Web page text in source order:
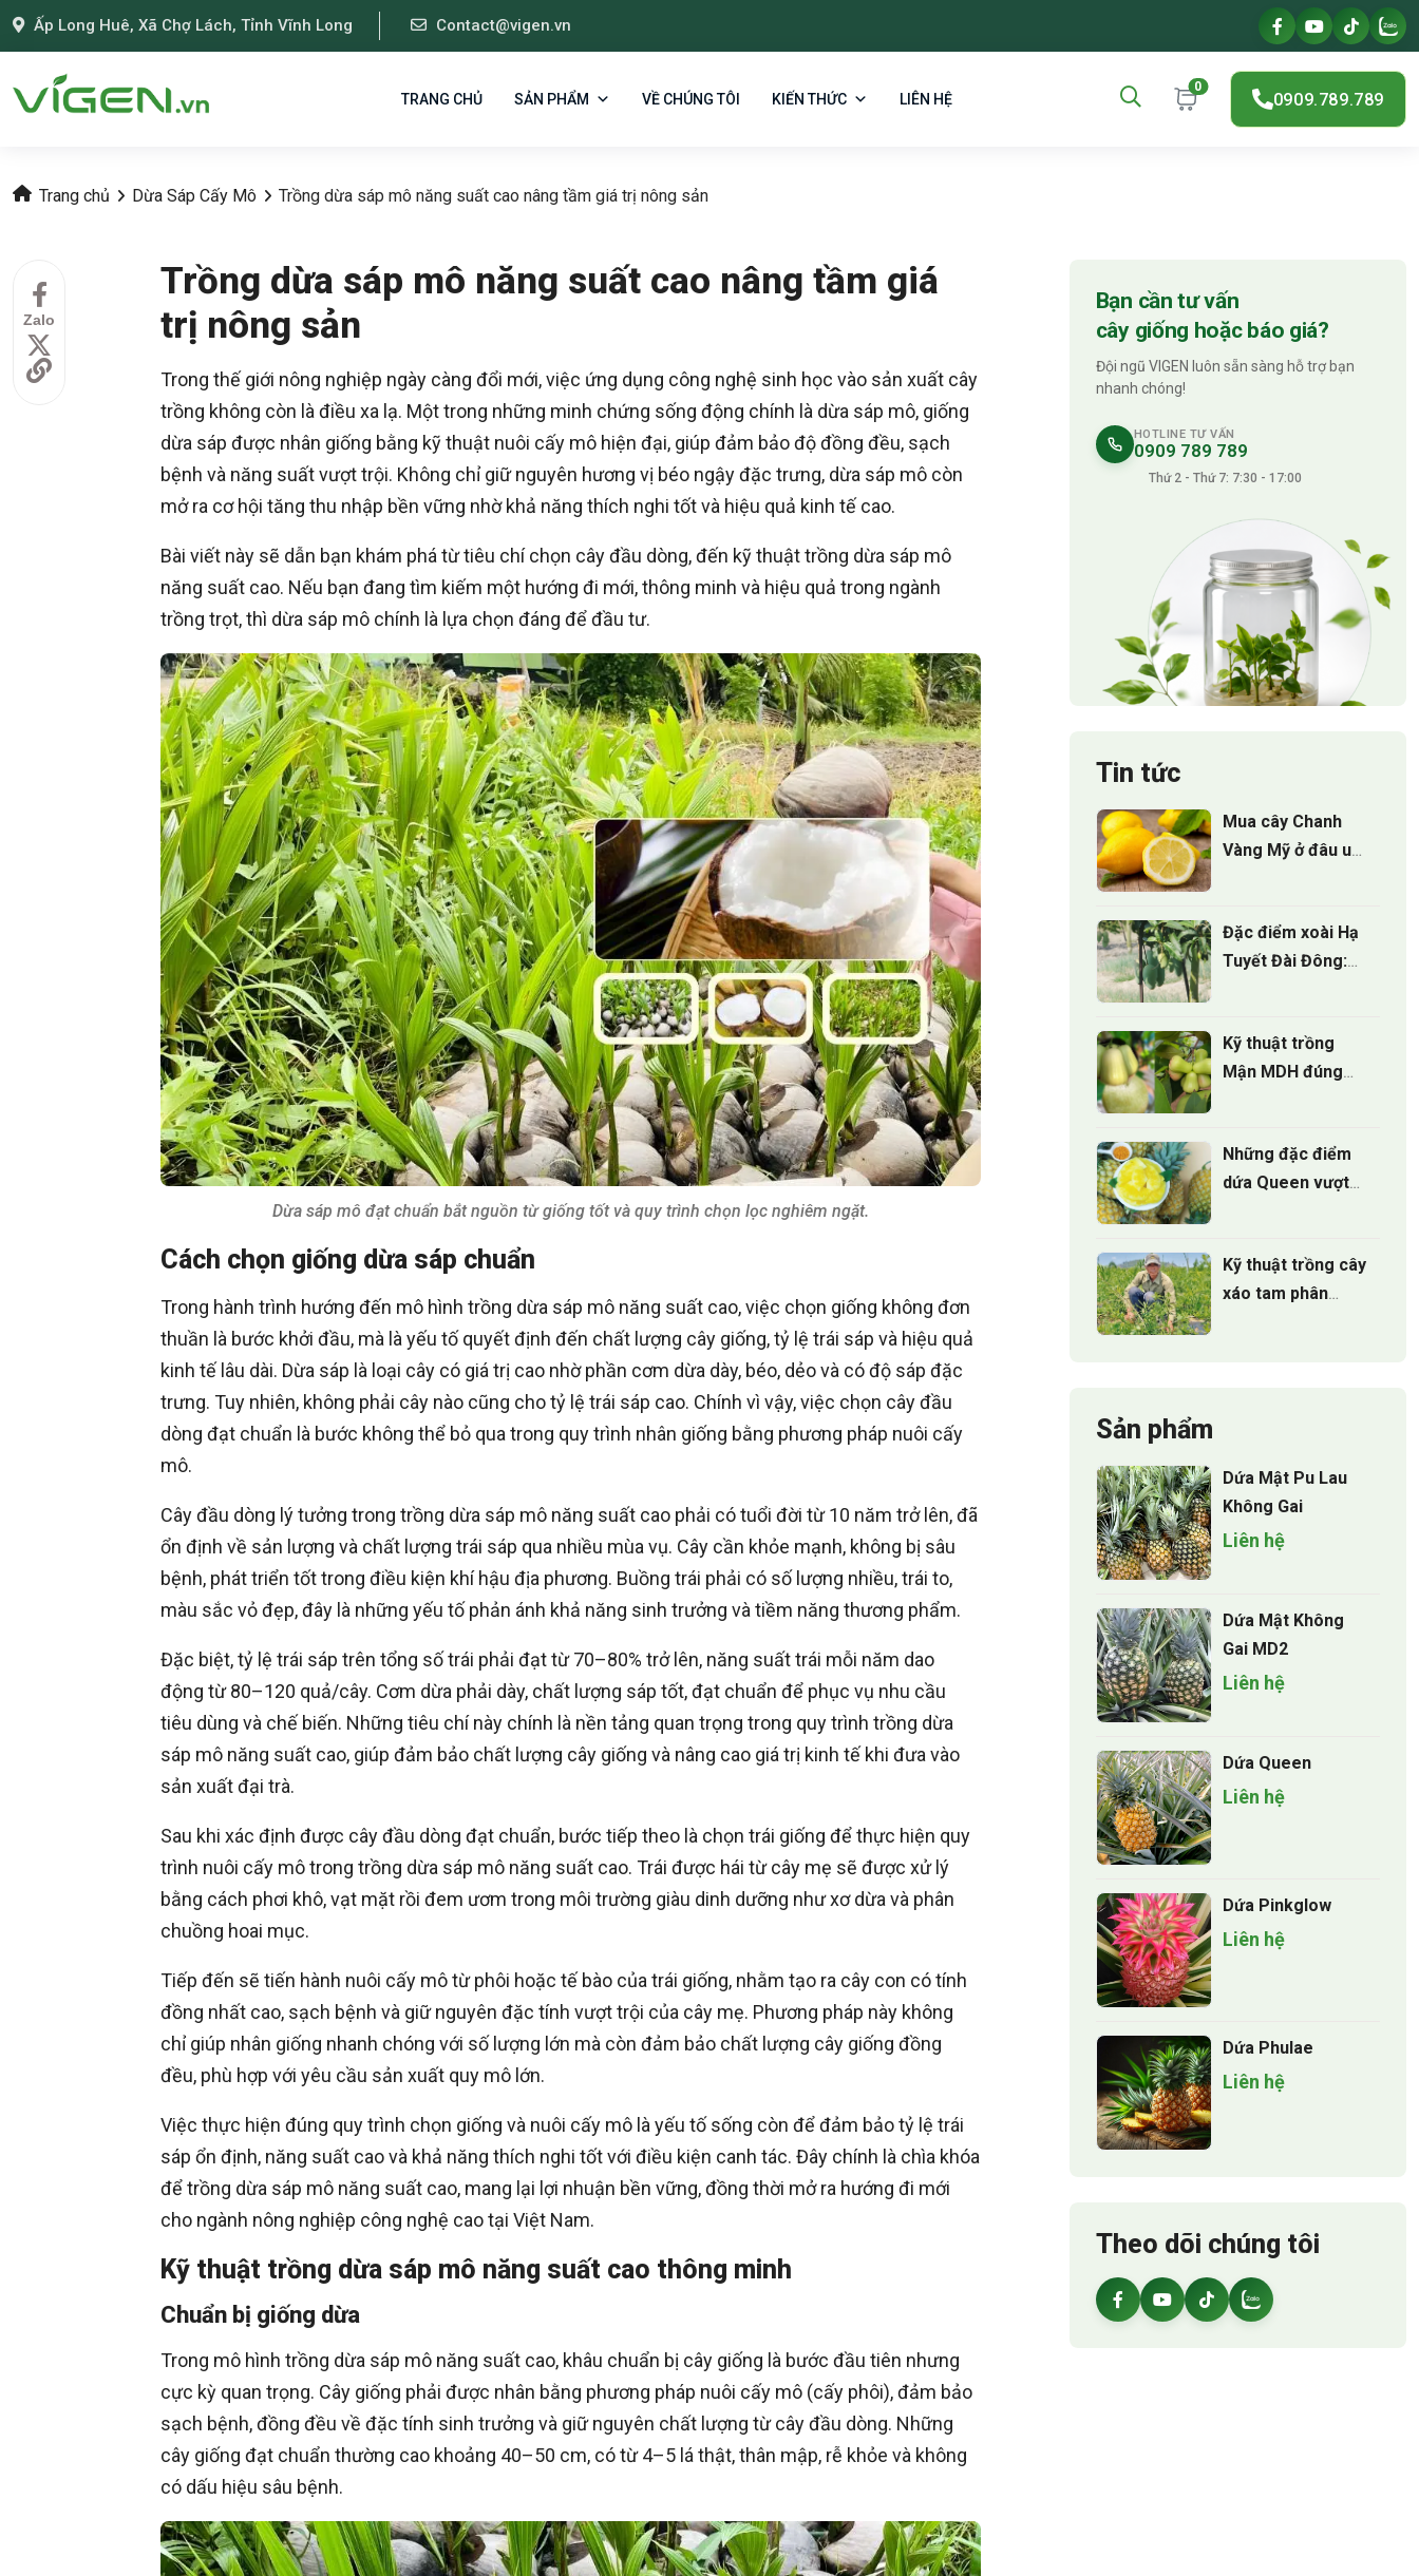
Ấp Long Huê, Xã Chợ Lách, Tỉnh Vĩnh Long Contact@vigen.vn
TRANG CHỦ SẢN PHẨM VỀ CHÚNG TÔI KIẾN THỨC LIÊN HỆ
0
0909.789.789
Trang chủ Dừa Sáp Cấy Mô Trồng dừa sáp mô năng suất cao nâng tầm giá trị nông sản
Zalo
Trồng dừa sáp mô năng suất cao nâng tầm giá
trị nông sản
Trong thế giới nông nghiệp ngày càng đổi mới, việc ứng dụng công nghệ sinh học vào sản xuất cây
trồng không còn là điều xa lạ. Một trong những minh chứng sống động chính là dừa sáp mô, giống
dừa sáp được nhân giống bằng kỹ thuật nuôi cấy mô hiện đại, giúp đảm bảo độ đồng đều, sạch
bệnh và năng suất vượt trội. Không chỉ giữ nguyên hương vị béo ngậy đặc trưng, dừa sáp mô còn
mở ra cơ hội tăng thu nhập bền vững nhờ khả năng thích nghi tốt và hiệu quả kinh tế cao.
Bài viết này sẽ dẫn bạn khám phá từ tiêu chí chọn cây đầu dòng, đến kỹ thuật trồng dừa sáp mô
năng suất cao. Nếu bạn đang tìm kiếm một hướng đi mới, thông minh và hiệu quả trong ngành
trồng trọt, thì dừa sáp mô chính là lựa chọn đáng để đầu tư.
Dừa sáp mô đạt chuẩn bắt nguồn từ giống tốt và quy trình chọn lọc nghiêm ngặt.
Cách chọn giống dừa sáp chuẩn
Trong hành trình hướng đến mô hình trồng dừa sáp mô năng suất cao, việc chọn giống không đơn
thuần là bước khởi đầu, mà là yếu tố quyết định đến chất lượng cây giống, tỷ lệ trái sáp và hiệu quả
kinh tế lâu dài. Dừa sáp là loại cây có giá trị cao nhờ phần cơm dừa dày, béo, dẻo và có độ sáp đặc
trưng. Tuy nhiên, không phải cây nào cũng cho tỷ lệ trái sáp cao. Chính vì vậy, việc chọn cây đầu
dòng đạt chuẩn là bước không thể bỏ qua trong quy trình nhân giống bằng phương pháp nuôi cấy
mô.
Cây đầu dòng lý tưởng trong trồng dừa sáp mô năng suất cao phải có tuổi đời từ 10 năm trở lên, đã
ổn định về sản lượng và chất lượng trái sáp qua nhiều mùa vụ. Cây cần khỏe mạnh, không bị sâu
bệnh, phát triển tốt trong điều kiện khí hậu địa phương. Buồng trái phải có số lượng nhiều, trái to,
màu sắc vỏ đẹp, đây là những yếu tố phản ánh khả năng sinh trưởng và tiềm năng thương phẩm.
Đặc biệt, tỷ lệ trái sáp trên tổng số trái phải đạt từ 70–80% trở lên, năng suất trái mỗi năm dao
động từ 80–120 quả/cây. Cơm dừa phải dày, chất lượng sáp tốt, đạt chuẩn để phục vụ nhu cầu
tiêu dùng và chế biến. Những tiêu chí này chính là nền tảng quan trọng trong quy trình trồng dừa
sáp mô năng suất cao, giúp đảm bảo chất lượng cây giống và nâng cao giá trị kinh tế khi đưa vào
sản xuất đại trà.
Sau khi xác định được cây đầu dòng đạt chuẩn, bước tiếp theo là chọn trái giống để thực hiện quy
trình nuôi cấy mô trong trồng dừa sáp mô năng suất cao. Trái được hái từ cây mẹ sẽ được xử lý
bằng cách phơi khô, vạt mặt rồi đem ươm trong môi trường giàu dinh dưỡng như xơ dừa và phân
chuồng hoai mục.
Tiếp đến sẽ tiến hành nuôi cấy mô từ phôi hoặc tế bào của trái giống, nhằm tạo ra cây con có tính
đồng nhất cao, sạch bệnh và giữ nguyên đặc tính vượt trội của cây mẹ. Phương pháp này không
chỉ giúp nhân giống nhanh chóng với số lượng lớn mà còn đảm bảo chất lượng cây giống đồng
đều, phù hợp với yêu cầu sản xuất quy mô lớn.
Việc thực hiện đúng quy trình chọn giống và nuôi cấy mô là yếu tố sống còn để đảm bảo tỷ lệ trái
sáp ổn định, năng suất cao và khả năng thích nghi tốt với điều kiện canh tác. Đây chính là chìa khóa
để trồng dừa sáp mô năng suất cao, mang lại lợi nhuận bền vững, đồng thời mở ra hướng đi mới
cho ngành nông nghiệp công nghệ cao tại Việt Nam.
Kỹ thuật trồng dừa sáp mô năng suất cao thông minh
Chuẩn bị giống dừa
Trong mô hình trồng dừa sáp mô năng suất cao, khâu chuẩn bị cây giống là bước đầu tiên nhưng
cực kỳ quan trọng. Cây giống phải được nhân bằng phương pháp nuôi cấy mô (cấy phôi), đảm bảo
sạch bệnh, đồng đều về đặc tính sinh trưởng và giữ nguyên chất lượng từ cây đầu dòng. Những
cây giống đạt chuẩn thường cao khoảng 40–50 cm, có từ 4–5 lá thật, thân mập, rễ khỏe và không
có dấu hiệu sâu bệnh.
Bạn cần tư vấn
cây giống hoặc báo giá?
Đội ngũ VIGEN luôn sẵn sàng hỗ trợ bạn
nhanh chóng!
HOTLINE TƯ VẤN
0909 789 789
Thứ 2 - Thứ 7: 7:30 - 17:00
Tin tức
Mua cây Chanh
Vàng Mỹ ở đâu uy
Đặc điểm xoài Hạ
Tuyết Đài Đông:
Kỹ thuật trồng
Mận MDH đúng
Những đặc điểm
dứa Queen vượt
Kỹ thuật trồng cây
xáo tam phân
Sản phẩm
Dứa Mật Pu Lau
Không Gai
Liên hệ
Dứa Mật Không
Gai MD2
Liên hệ
Dứa Queen
Liên hệ
Dứa Pinkglow
Liên hệ
Dứa Phulae
Liên hệ
Theo dõi chúng tôi